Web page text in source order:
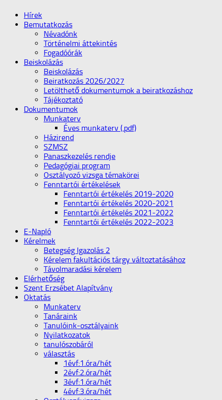
Hírek
Bemutatkozás
Névadónk
Történelmi áttekintés
Fogadóórák
Beiskolázás
Beiskolázás
Beiratkozás 2026/2027
Letölthető dokumentumok a beiratkozáshoz
Tájékoztató
Dokumentumok
Munkaterv
Éves munkaterv (.pdf)
Házirend
SZMSZ
Panaszkezelés rendje
Pedagógiai program
Osztályozó vizsga témakörei
Fenntartói értékelések
Fenntartói értékelés 2019-2020
Fenntartói értékelés 2020-2021
Fenntartói értékelés 2021-2022
Fenntartói értékelés 2022-2023
E-Napló
Kérelmek
Betegség Igazolás 2
Kérelem fakultációs tárgy változtatásához
Távolmaradási kérelem
Elérhetőség
Szent Erzsébet Alapítvány
Oktatás
Munkaterv
Tanáraink
Tanulóink-osztályaink
Nyilatkozatok
tanulószobáról
választás
1évf:1.óra/hét
2évf:2.óra/hét
3évf:1.óra/hét
4évf:3.óra/hét